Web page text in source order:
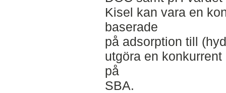
Kisel kan vara en
baserade
på adsorption till
utgöra en
på
SBA.